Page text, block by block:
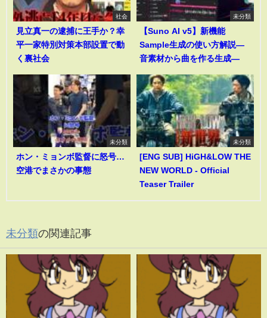
社会
見立真一の逮捕に王手か？幸
平一家特別対策本部設置で動
く裏社会
未分類
【Suno AI v5】新機能
Sample生成の使い方解説―
音素材から曲を作る生成―
未分類
ホン・ミョンボ監督に怒号…
空港でまさかの事態
未分類
[ENG SUB] HiGH&LOW THE
NEW WORLD - Official
Teaser Trailer
未分類の関連記事